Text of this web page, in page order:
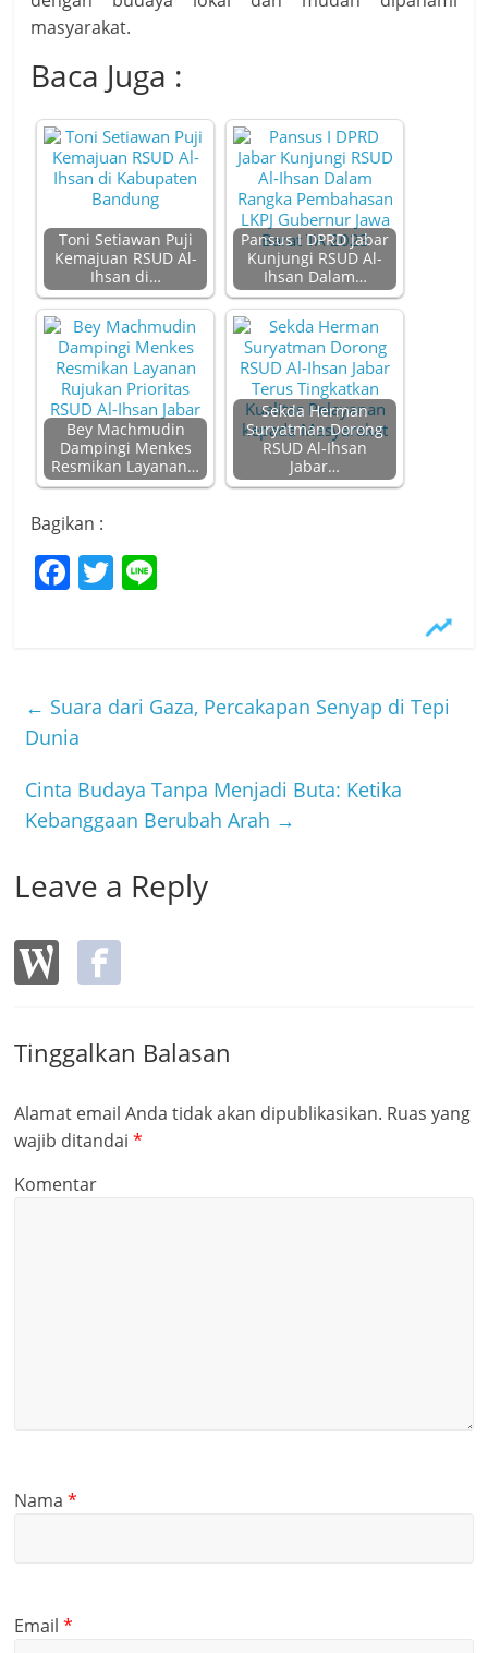
masyarakat.
Baca Juga :
Toni Setiawan Puji
Kemajuan RSUD Al-
Ihsan di…
Pansus I DPRD Jabar
Kunjungi RSUD Al-
Ihsan Dalam…
Bey Machmudin
Dampingi Menkes
Resmikan Layanan…
Sekda Herman
Suryatman Dorong
RSUD Al-Ihsan
Jabar…
Bagikan :
F
b
o
o
k
T
← Suara dari Gaza, Percakapan Senyap di Tepi
Dunia
Cinta Budaya Tanpa Menjadi Buta: Ketika
Kebanggaan Berubah Arah →
Leave a Reply
Tinggalkan Balasan
Alamat email Anda tidak akan dipublikasikan. Ruas yang
wajib ditandai*
Komentar
Nama*
Email*